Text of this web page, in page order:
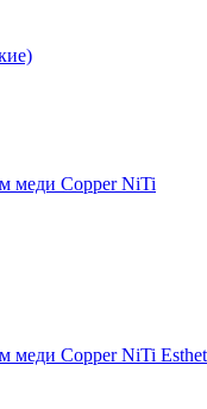
меди Copper NiTi
меди Copper NiTi